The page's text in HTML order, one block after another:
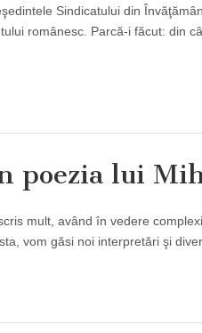
Sindicatului din
românesc. Parcă-i făcut: din
poezia lui
mult, având în vedere
vom găsi noi interpretări şi